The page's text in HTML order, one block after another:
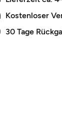
Kostenloser
30 Tage